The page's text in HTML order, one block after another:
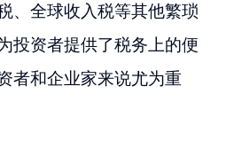
、全球收入税等其他繁琐
投资者提供了税务上的便
者和企业家来说尤为重